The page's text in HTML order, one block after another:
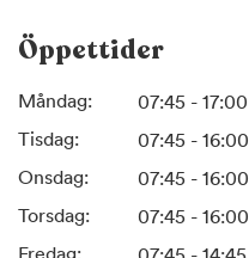
Öppettider
Måndag:
07:45 - 17:00
Tisdag:
07:45 - 16:00
Onsdag:
07:45 - 16:00
Torsdag:
07:45 - 16:00